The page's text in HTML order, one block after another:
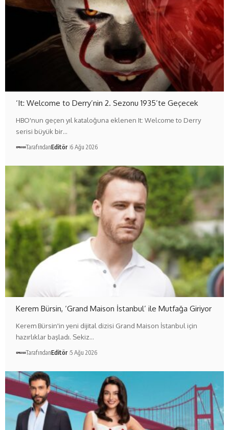
‘It: Welcome to Derry’nin 2. Sezonu 1935’te Geçecek
HBO'nun geçen yıl kataloğuna eklenen It: Welcome to Derry
serisi büyük bir…
TarafındanEditör 6 Ağu 2026
Kerem Bürsin, ‘Grand Maison İstanbul’ ile Mutfağa Giriyor
Kerem Bürsin'in yeni dijital dizisi Grand Maison İstanbul için
hazırlıklar başladı. Sekiz…
TarafındanEditör 5 Ağu 2026